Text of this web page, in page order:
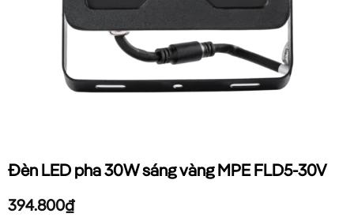
Đèn LED pha 30W sáng vàng MPE FLD5-30V
394.800₫